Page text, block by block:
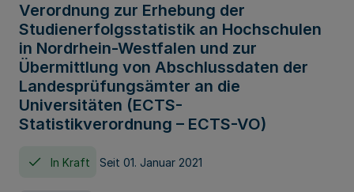
Verordnung zur Erhebung der
Studienerfolgsstatistik an Hochschulen
in Nordrhein-Westfalen und zur
Übermittlung von Abschlussdaten der
Landesprüfungsämter an die
Universitäten (ECTS-
Statistikverordnung – ECTS-VO)
In Kraft Seit 01. Januar 2021